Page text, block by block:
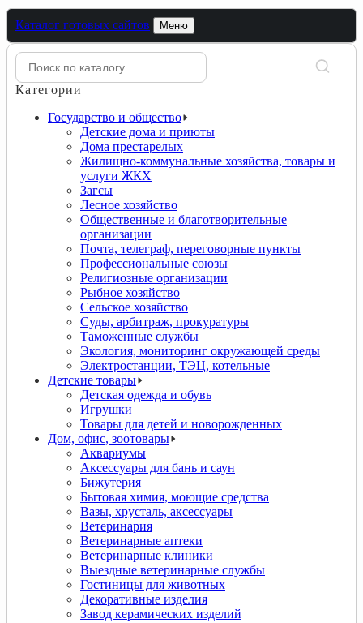
Каталог готовых сайтов Меню
Категории
Государство и общество
Детские дома и приюты
Дома престарелых
Жилищно-коммунальные хозяйства, товары и
услуги ЖКХ
Загсы
Лесное хозяйство
Общественные и благотворительные
организации
Почта, телеграф, переговорные пункты
Профессиональные союзы
Религиозные организации
Рыбное хозяйство
Сельское хозяйство
Суды, арбитраж, прокуратуры
Таможенные службы
Экология, мониторинг окружающей среды
Электростанции, ТЭЦ, котельные
Детские товары
Детская одежда и обувь
Игрушки
Товары для детей и новорожденных
Дом, офис, зоотовары
Аквариумы
Аксессуары для бань и саун
Бижутерия
Бытовая химия, моющие средства
Вазы, хрусталь, аксессуары
Ветеринария
Ветеринарные аптеки
Ветеринарные клиники
Выездные ветеринарные службы
Гостиницы для животных
Декоративные изделия
Завод керамических изделий